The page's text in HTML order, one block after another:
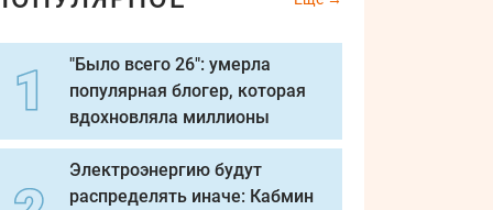
"Было всего 26": умерла
популярная блогер, которая
вдохновляла миллионы
Электроэнергию будут
распределять иначе: Кабмин